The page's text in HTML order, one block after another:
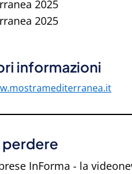
2025
2025
informazioni
perdere
InForma - la